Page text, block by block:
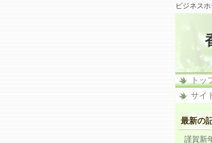
ビジネス
トッ
サイ
最新の
謹賀新